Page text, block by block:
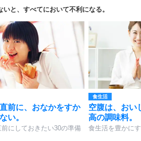
いと、すべてにおいて不利になる。
前に、おなかをすか
い。
前にしておきたい30の準備
食生活
空腹は、おい
高の調味料。
食生活を豊かに